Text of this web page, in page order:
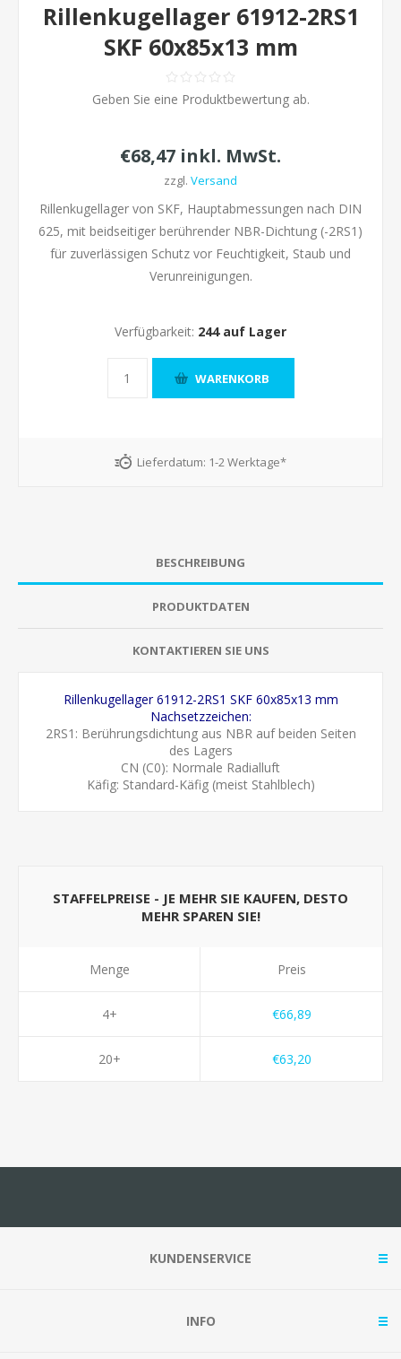
Rillenkugellager 61912-2RS1
SKF 60x85x13 mm
Geben Sie eine Produktbewertung ab.
€68,47 inkl. MwSt.
zzgl. Versand
Rillenkugellager von SKF, Hauptabmessungen nach DIN
625, mit beidseitiger berührender NBR-Dichtung (-2RS1)
für zuverlässigen Schutz vor Feuchtigkeit, Staub und
Verunreinigungen.
Verfügbarkeit: 244 auf Lager
Lieferdatum: 1-2 Werktage*
BESCHREIBUNG
PRODUKTDATEN
KONTAKTIEREN SIE UNS
Rillenkugellager 61912-2RS1 SKF 60x85x13 mm
Nachsetzzeichen:
2RS1: Berührungsdichtung aus NBR auf beiden Seiten
des Lagers
CN (C0): Normale Radialluft
Käfig: Standard-Käfig (meist Stahlblech)
STAFFELPREISE - JE MEHR SIE KAUFEN, DESTO
MEHR SPAREN SIE!
Menge
4+
20+
Preis
€66,89
€63,20
KUNDENSERVICE
INFO